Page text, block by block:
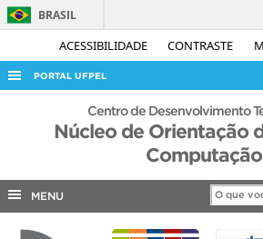
ACESSIBILIDADE CONTRASTE
BRASIL
PORTAL UFPEL
ACESSO À INFORMAÇÃO
AUDITORIA
CONCURSOS
EDITAIS
Centro de Desenvolvimento
Núcleo de Orientação
Computação
MENU